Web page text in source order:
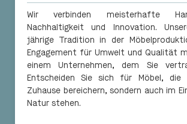
Wir verbinden meisterhafte
Nachhaltigkeit und Innovation.
jährige Tradition in der
Engagement für Umwelt und Qualität
einem Unternehmen, dem Sie
Entscheiden Sie sich für Möbel,
Zuhause bereichern, sondern auch im
Natur stehen.